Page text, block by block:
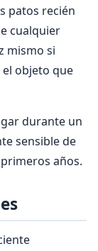
patos recién
cualquier
mismo si
objeto que
durante un
sensible de
años.